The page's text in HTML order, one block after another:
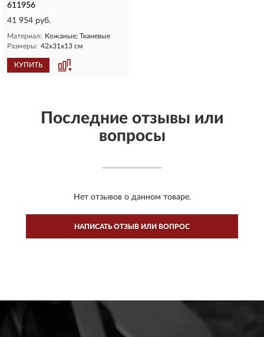
611956
41 954 руб.
Материал: Кожаные; Тканевые
Размеры: 42x31х13 см
КУПИТЬ
Последние отзывы или
вопросы
Нет отзывов о данном товаре.
НАПИСАТЬ ОТЗЫВ ИЛИ ВОПРОС